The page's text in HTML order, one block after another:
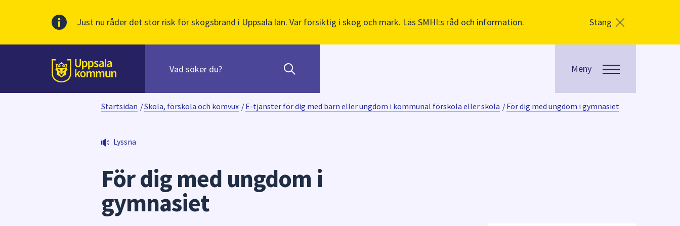
Just nu råder det stor risk för skogsbrand i Uppsala län. Var försiktig i skog och mark. Läs SMHI:s råd och information. Stäng
Till sidans
huvudinnehåll
innehåll
När
sökfältet
kommer
sökförslag
Meny
Startsidan /Skola, förskola och komvux /E-tjänster för dig med barn eller ungdom i kommunal förskola eller skola /För dig med ungdom i gymnasiet
Lyssna
För dig med ungdom i
gymnasiet